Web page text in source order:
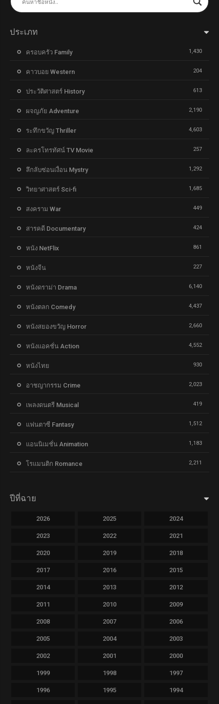
ประเภท
ครอบครัว Family 1,430
คาวบอย Western 204
ประวัติศาสตร์ History 613
ผจญภัย Adventure 2,190
ระทึกขวัญ Thriller 4,603
ละครโทรทัศน์ TV Movie 257
ลึกลับซ่อนเงื่อน Mystry 1,292
วิทยาศาสตร์ Sci-fi 1,685
สงคราม War 449
สารคดี Documentary 424
หนัง NetFlix 861
หนังจีน 227
หนังดราม่า Drama 6,140
หนังตลก Comedy 4,437
หนังสยองขวัญ Horror 2,660
หนังแอคชั่น Action 4,552
หนังไทย 930
อาชญากรรม Crime 2,023
เพลงดนตรี Musical 419
แฟนตาซี Fantasy 1,512
แอนนิเมชั่น Animation 1,183
โรแมนติก Romance 2,211
ปีที่ฉาย
2026 2025 2024
2023 2022 2021
2020 2019 2018
2017 2016 2015
2014 2013 2012
2011 2010 2009
2008 2007 2006
2005 2004 2003
2002 2001 2000
1999 1998 1997
1996 1995 1994